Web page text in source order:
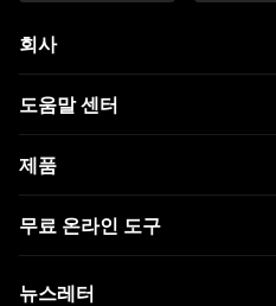
회사
도움말 센터
제품
무료 온라인 도구
뉴스레터